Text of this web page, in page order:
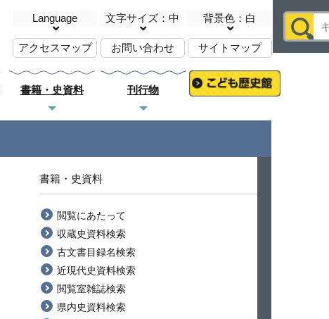
Language 文字サイズ：中 背景色：白
アクセスマップ お問い合わせ サイトマップ
書籍・史資料 刊行物
書籍・史資料
閲覧にあたって
収蔵史資料検索
古文書目録名検索
近現代史資料検索
閲覧室雑誌検索
県内史資料検索